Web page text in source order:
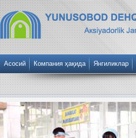
Асосий Компания ҳақида Янгиликлар